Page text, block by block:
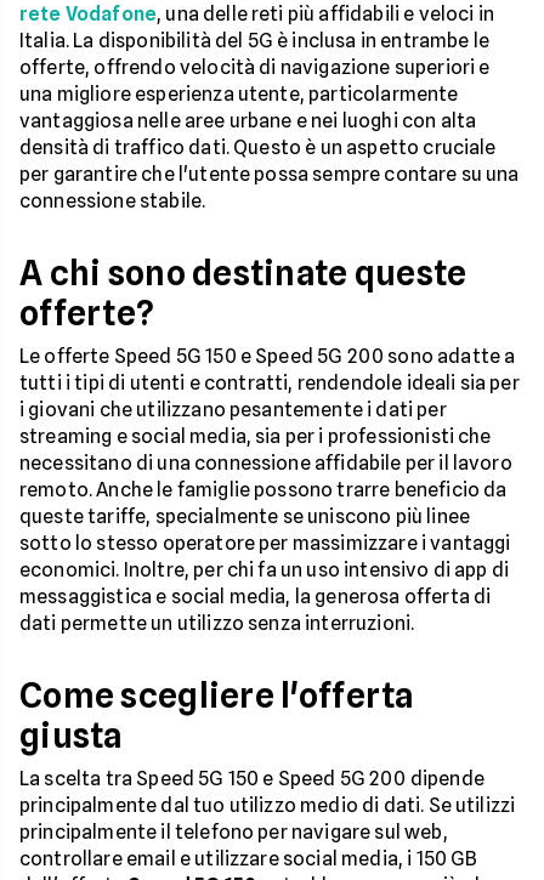
rete Vodafone, una delle reti più affidabili e veloci in
Italia. La disponibilità del 5G è inclusa in entrambe le
offerte, offrendo velocità di navigazione superiori e
una migliore esperienza utente, particolarmente
vantaggiosa nelle aree urbane e nei luoghi con alta
densità di traffico dati. Questo è un aspetto cruciale
per garantire che l'utente possa sempre contare su una
connessione stabile.
A chi sono destinate queste
offerte?
Le offerte Speed 5G 150 e Speed 5G 200 sono adatte a
tutti i tipi di utenti e contratti, rendendole ideali sia per
i giovani che utilizzano pesantemente i dati per
streaming e social media, sia per i professionisti che
necessitano di una connessione affidabile per il lavoro
remoto. Anche le famiglie possono trarre beneficio da
queste tariffe, specialmente se uniscono più linee
sotto lo stesso operatore per massimizzare i vantaggi
economici. Inoltre, per chi fa un uso intensivo di app di
messaggistica e social media, la generosa offerta di
dati permette un utilizzo senza interruzioni.
Come scegliere l'offerta
giusta
La scelta tra Speed 5G 150 e Speed 5G 200 dipende
principalmente dal tuo utilizzo medio di dati. Se utilizzi
principalmente il telefono per navigare sul web,
controllare email e utilizzare social media, i 150 GB